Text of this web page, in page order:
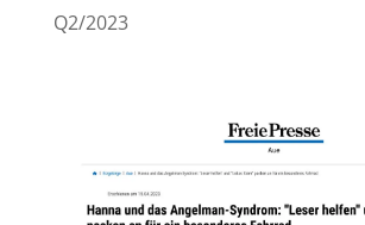
Q2/2023